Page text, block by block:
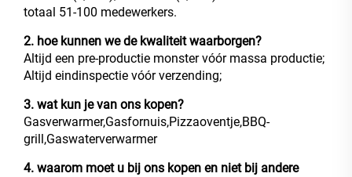
totaal 51-100 medewerkers.
2. hoe kunnen we de kwaliteit waarborgen?
Altijd een pre-productie monster vóór massa productie;
Altijd eindinspectie vóór verzending;
3. wat kun je van ons kopen?
Gasverwarmer,Gasfornuis,Pizzaoventje,BBQ-
grill,Gaswaterverwarmer
4. waarom moet u bij ons kopen en niet bij andere